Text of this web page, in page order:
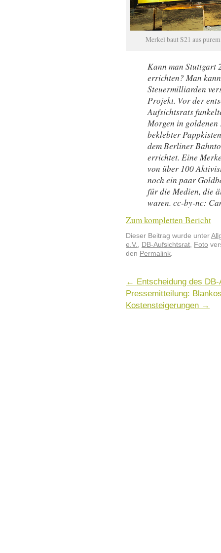
Merkel baut S21 aus
Kann man Stuttgart
errichten? Man
Steuermilliarden
Projekt. Vor der
Aufsichtsrats
Morgen in
beklebter
dem Berliner
errichtet. Eine
von über 100
noch ein paar
für die Medien, die
waren. cc-by-nc:
Zum kompletten Bericht
Dieser Beitrag wurde unter
e.V., DB-Aufsichtsrat, Foto
den Permalink.
← Entscheidung des
Pressemitteilung:
Kostensteigerungen →